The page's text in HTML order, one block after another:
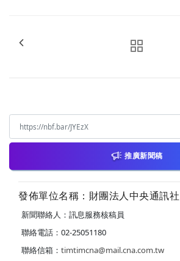
推廣新聞稿
發佈單位名稱：財團法人中央通訊社
新聞聯絡人：訊息服務核稿員
聯絡電話：02-25051180
聯絡信箱： timtimcna@mail.cna.com.tw